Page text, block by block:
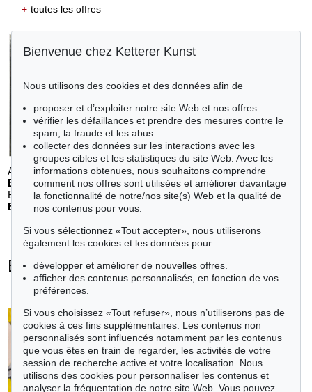
+ toutes les offres
Auction 611 - Lot 125001019
E. SCHUMACHER
Bleibild B-3/1970, 1970
Estimation:€ 60,000
Ernst Wilhelm Nay - Objets vendus
toutes les offres
Bienvenue chez Ketterer Kunst
Nous utilisons des cookies et des données afin de
proposer et d’exploiter notre site Web et nos offres.
vérifier les défaillances et prendre des mesures contre le
spam, la fraude et les abus.
collecter des données sur les interactions avec les
groupes cibles et les statistiques du site Web. Avec les
informations obtenues, nous souhaitons comprendre
comment nos offres sont utilisées et améliorer davantage
la fonctionnalité de notre/nos site(s) Web et la qualité de
nos contenus pour vous.
Si vous sélectionnez «Tout accepter», nous utiliserons
également les cookies et les données pour
développer et améliorer de nouvelles offres.
afficher des contenus personnalisés, en fonction de vos
préférences.
Si vous choisissez «Tout refuser», nous n’utiliserons pas de
cookies à ces fins supplémentaires. Les contenus non
personnalisés sont influencés notamment par les contenus
que vous êtes en train de regarder, les activités de votre
session de recherche active et votre localisation. Nous
utilisons des cookies pour personnaliser les contenus et
analyser la fréquentation de notre site Web. Vous pouvez